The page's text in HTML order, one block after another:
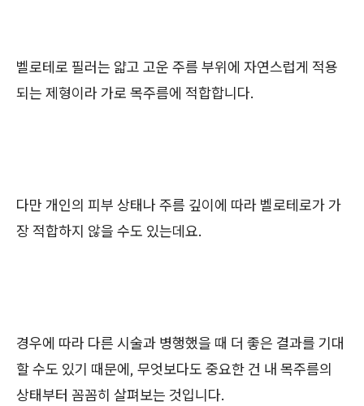
벨로테로 필러는 얇고 고운 주름 부위에 자연스럽게 적용
되는 제형이라 가로 목주름에 적합합니다.
다만 개인의 피부 상태나 주름 깊이에 따라 벨로테로가 가
장 적합하지 않을 수도 있는데요.
경우에 따라 다른 시술과 병행했을 때 더 좋은 결과를 기대
할 수도 있기 때문에, 무엇보다도 중요한 건 내 목주름의
상태부터 꼼꼼히 살펴보는 것입니다.